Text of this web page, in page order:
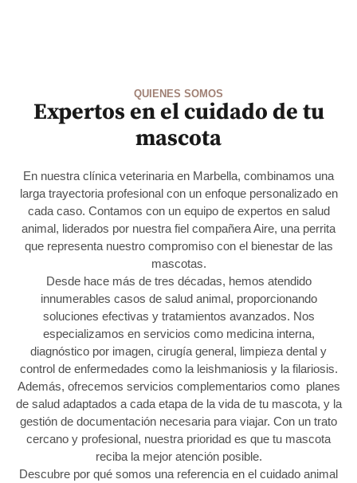
QUIENES SOMOS
Expertos en el cuidado de tu
mascota
En nuestra clínica veterinaria en Marbella, combinamos una
larga trayectoria profesional con un enfoque personalizado en
cada caso. Contamos con un equipo de expertos en salud
animal, liderados por nuestra fiel compañera Aire, una perrita
que representa nuestro compromiso con el bienestar de las
mascotas.
Desde hace más de tres décadas, hemos atendido
innumerables casos de salud animal, proporcionando
soluciones efectivas y tratamientos avanzados. Nos
especializamos en servicios como medicina interna,
diagnóstico por imagen, cirugía general, limpieza dental y
control de enfermedades como la leishmaniosis y la filariosis.
Además, ofrecemos servicios complementarios como planes
de salud adaptados a cada etapa de la vida de tu mascota, y la
gestión de documentación necesaria para viajar. Con un trato
cercano y profesional, nuestra prioridad es que tu mascota
reciba la mejor atención posible.
Descubre por qué somos una referencia en el cuidado animal